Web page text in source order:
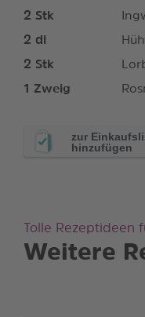
2 Stk
2 dl
2 Stk
1 Zweig
zur
hinzufügen
Weitere
Tolle Rezeptideen